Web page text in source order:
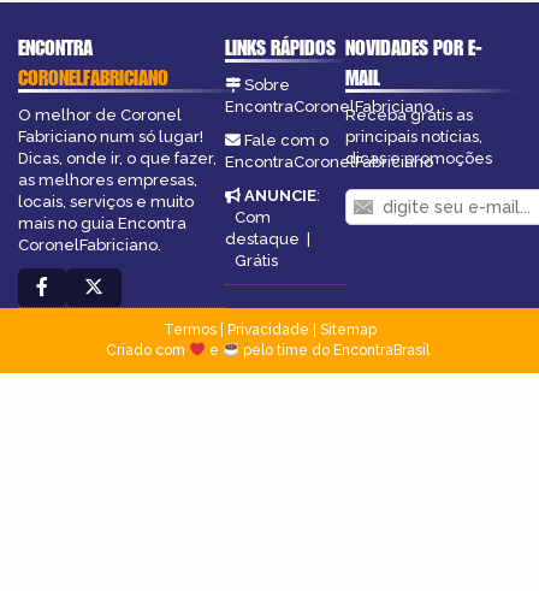
ENCONTRA
CORONELFABRICIANO
O melhor de Coronel
Fabriciano num só lugar!
Dicas, onde ir, o que fazer,
as melhores empresas,
locais, serviços e muito
mais no guia Encontra
CoronelFabriciano.
LINKS RÁPIDOS
Sobre
EncontraCoronelFabriciano
Fale com o
EncontraCoronelFabriciano
ANUNCIE:
Com
destaque |
Grátis
NOVIDADES POR E-
MAIL
Receba grátis as
principais notícias,
dicas e promoções
Termos| Privacidade
Sitemap
Criado com
e pelo time do EncontraBrasil